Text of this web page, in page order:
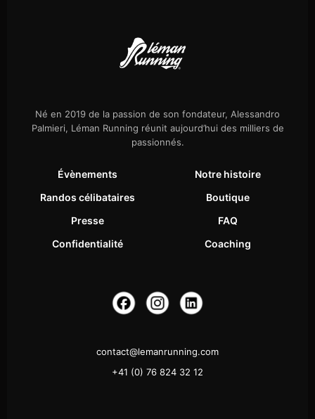
Né en 2019 de la passion de son fondateur, Alessandro
Palmieri, Léman Running réunit aujourd’hui des milliers de
passionnés.
Évènements
Notre histoire
Randos célibataires
Boutique
Presse
FAQ
Confidentialité
Coaching
contact@lemanrunning.com
+41 (0) 76 824 32 12